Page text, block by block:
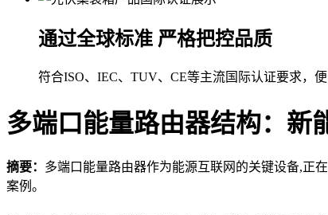
通过全球标准 严格把控品质
符合ISO、IEC、TUV、CE等主流国际认证要求，
多端口能量路由器结构：新
摘要： 多端口能量路由器作为能源互联网的关键设备,正
案例。